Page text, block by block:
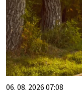
06. 08. 2026 07:08